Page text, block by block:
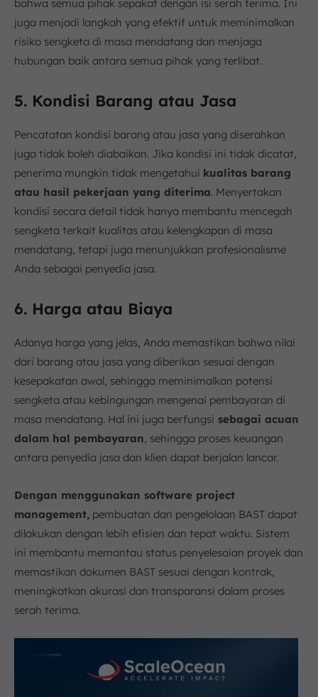
bahwa semua pihak sepakat dengan isi serah terima. Ini
juga menjadi langkah yang efektif untuk meminimalkan
risiko sengketa di masa mendatang dan menjaga
hubungan baik antara semua pihak yang terlibat.
5. Kondisi Barang atau Jasa
Pencatatan kondisi barang atau jasa yang diserahkan
juga tidak boleh diabaikan. Jika kondisi ini tidak dicatat,
penerima mungkin tidak mengetahui kualitas barang
atau hasil pekerjaan yang diterima. Menyertakan
kondisi secara detail tidak hanya membantu mencegah
sengketa terkait kualitas atau kelengkapan di masa
mendatang, tetapi juga menunjukkan profesionalisme
Anda sebagai penyedia jasa.
6. Harga atau Biaya
Adanya harga yang jelas, Anda memastikan bahwa nilai
dari barang atau jasa yang diberikan sesuai dengan
kesepakatan awal, sehingga meminimalkan potensi
sengketa atau kebingungan mengenai pembayaran di
masa mendatang. Hal ini juga berfungsi sebagai acuan
dalam hal pembayaran, sehingga proses keuangan
antara penyedia jasa dan klien dapat berjalan lancar.
Dengan menggunakan software project
management, pembuatan dan pengelolaan BAST dapat
dilakukan dengan lebih efisien dan tepat waktu. Sistem
ini membantu memantau status penyelesaian proyek dan
memastikan dokumen BAST sesuai dengan kontrak,
meningkatkan akurasi dan transparansi dalam proses
serah terima.